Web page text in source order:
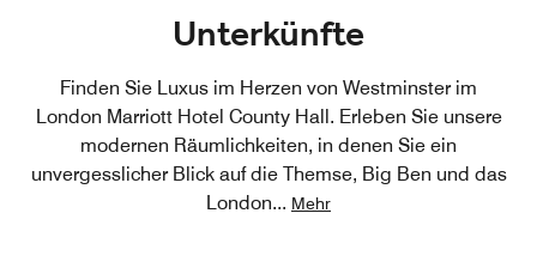
Unterkünfte
Finden Sie Luxus im Herzen von Westminster im
London Marriott Hotel County Hall. Erleben Sie unsere
modernen Räumlichkeiten, in denen Sie ein
unvergesslicher Blick auf die Themse, Big Ben und das
London... Mehr